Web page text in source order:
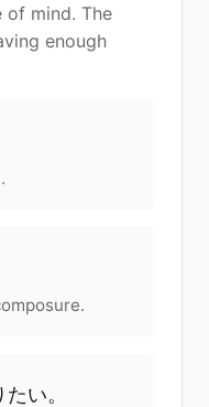
of mind. The
enough
たい。